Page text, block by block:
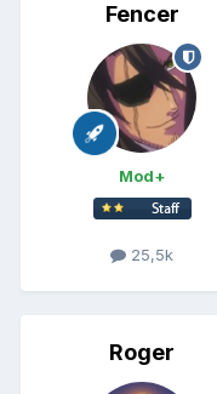
Fencer
Mod+
25,5k
Roger